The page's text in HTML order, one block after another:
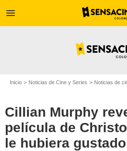
menu
Inicio Noticias de Cine y Series Noticias de
Cillian Murphy
película de
le hubiera